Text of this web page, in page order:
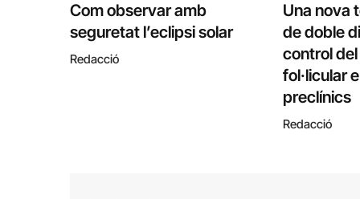
Com observar amb
seguretat l’eclipsi solar
Redacció
Una nova
de doble
control
fol·licular
preclínics
Redacció